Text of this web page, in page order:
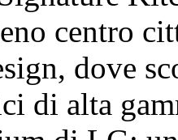
centro
dove
di alta